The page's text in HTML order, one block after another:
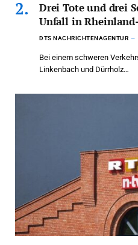
Drei Tote und drei
Unfall in
DTS NACHRICHTENAGENTUR
Bei einem schweren
Linkenbach und Dürrholz…